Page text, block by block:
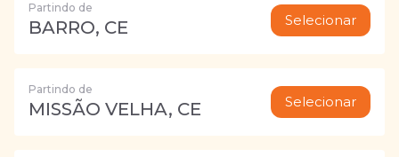
Partindo de
BARRO, CE Selecionar
Partindo de
MISSÃO VELHA, CE Selecionar